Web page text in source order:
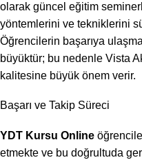
olarak güncel eğitim
yöntemlerini ve tekniklerini
Öğrencilerin başarıya
büyüktür; bu nedenle Vista
kalitesine büyük önem verir.
Başarı ve Takip Süreci
YDT Kursu Online
etmekte ve bu doğrultuda